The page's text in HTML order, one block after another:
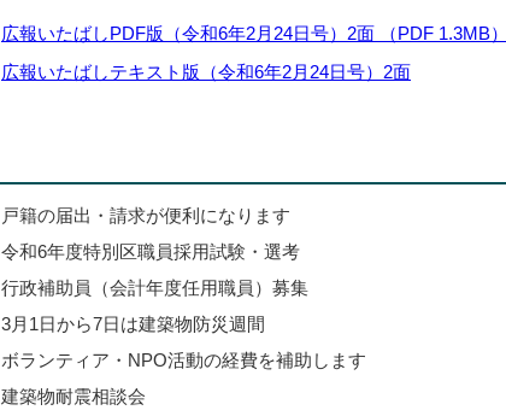
広報いたばしPDF版（令和6年2月24日号）2面 （PDF 1.3MB）
広報いたばしテキスト版（令和6年2月24日号）2面
戸籍の届出・請求が便利になります
令和6年度特別区職員採用試験・選考
行政補助員（会計年度任用職員）募集
3月1日から7日は建築物防災週間
ボランティア・NPO活動の経費を補助します
建築物耐震相談会